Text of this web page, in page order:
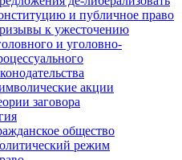
и публичное право
к ужесточению
и уголовно-
акции
заговора
общество
режим